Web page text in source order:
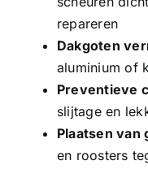
repareren
Dakgoten
aluminium of
Preventieve
slijtage en
Plaatsen van
en roosters